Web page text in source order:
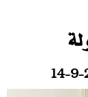
14-9-